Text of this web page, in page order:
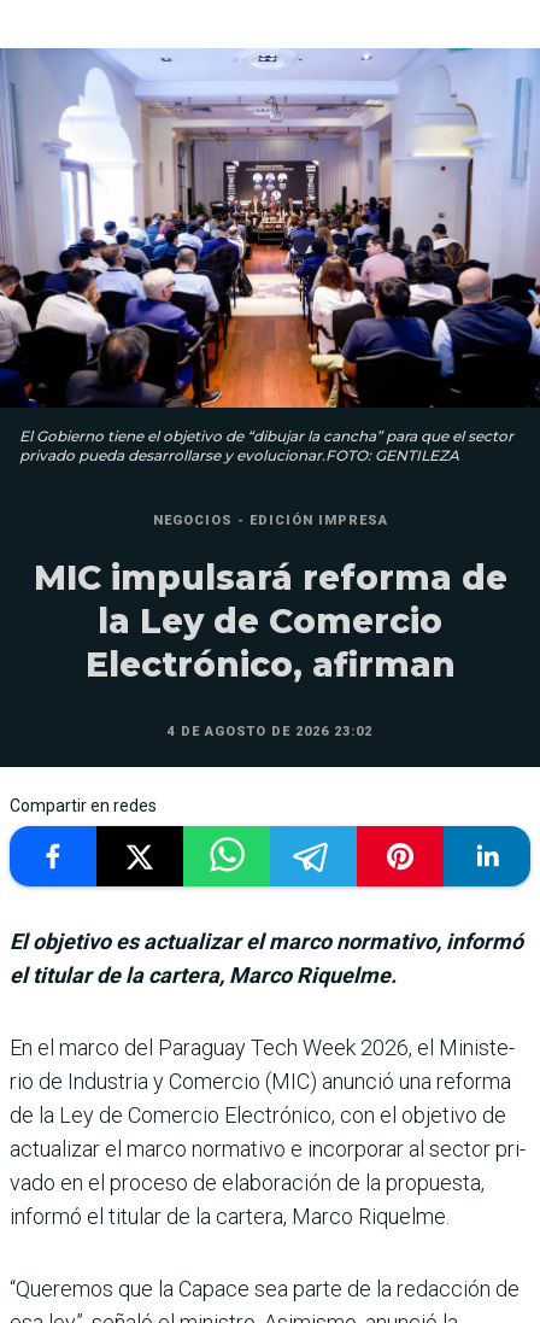
El Gobierno tiene el objetivo de “dibujar la cancha” para que el sector
privado pueda desarrollarse y evolucionar.FOTO: GENTILEZA
NEGOCIOS - EDICIÓN IMPRESA
MIC impulsará reforma de
la Ley de Comercio
Electrónico, afirman
4 DE AGOSTO DE 2026 23:02
Compartir en redes
El objetivo es actualizar el marco normativo, informó
el titular de la cartera, Marco Riquelme.
En el marco del Paraguay Tech Week 2026, el Ministe­
rio de Industria y Comercio (MIC) anunció una reforma
de la Ley de Comercio Elec­trónico, con el objetivo de
actualizar el marco norma­tivo e incorporar al sector pri­
vado en el proceso de elabora­ción de la propuesta,
informó el titular de la cartera, Marco Riquelme.
“Queremos que la Capace sea parte de la redacción de